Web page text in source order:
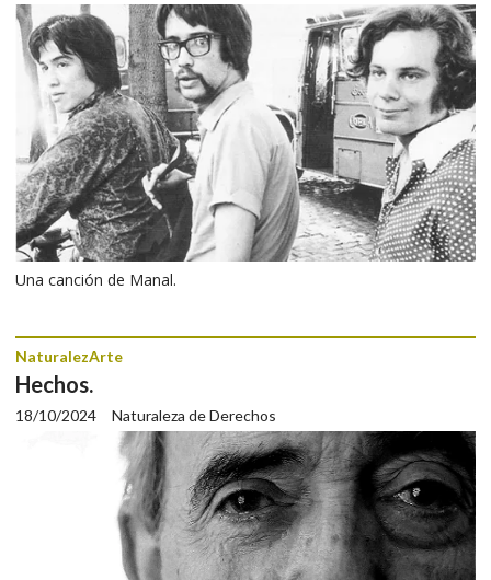
Una canción de Manal.
Hechos.
Naturaleza de Derechos
NaturalezArte
18/10/2024